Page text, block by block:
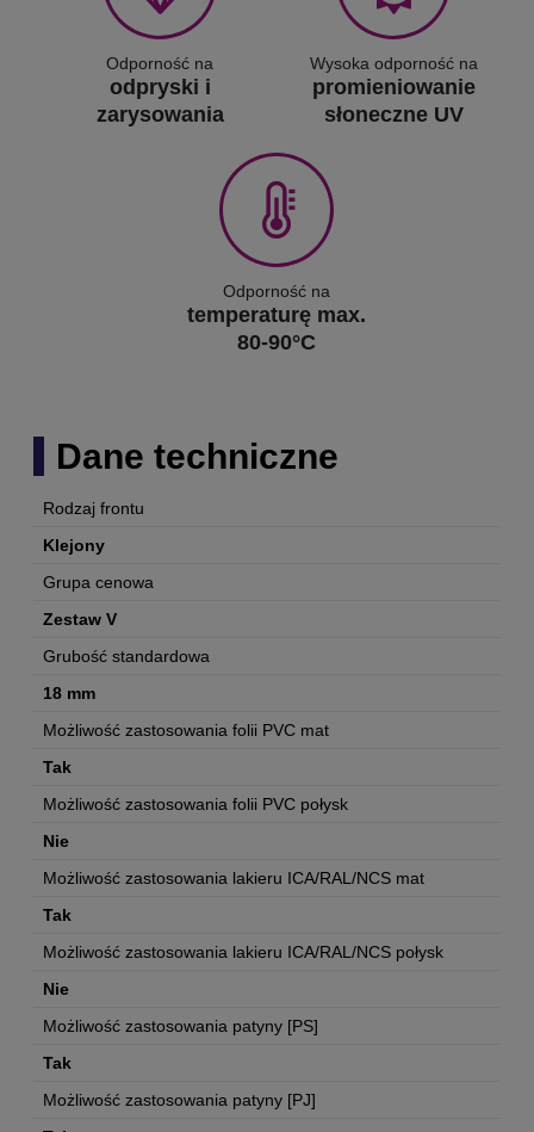
Odporność na
odpryski i
zarysowania
Wysoka odporność na
promieniowanie
słoneczne UV
Odporność na
temperaturę max.
80-90°C
Dane techniczne
Rodzaj frontu
Klejony
Grupa cenowa
Zestaw V
Grubość standardowa
18 mm
Możliwość zastosowania folii PVC mat
Tak
Możliwość zastosowania folii PVC połysk
Nie
Możliwość zastosowania lakieru ICA/RAL/NCS mat
Tak
Możliwość zastosowania lakieru ICA/RAL/NCS połysk
Nie
Możliwość zastosowania patyny [PS]
Tak
Możliwość zastosowania patyny [PJ]